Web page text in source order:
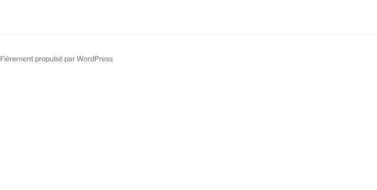
Fièrement propulsé par WordPress